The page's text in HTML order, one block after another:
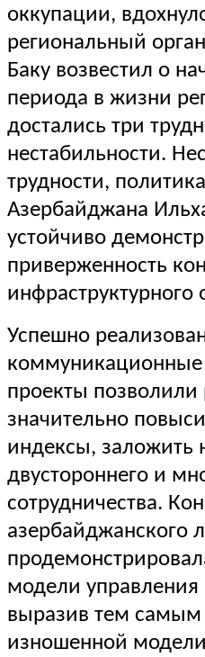
оккупации,
региональный
Баку возвестил о
периода в жизни
достались три
нестабильности.
трудности,
Азербайджана
устойчиво
приверженность
инфраструктурного
Успешно
коммуникационные
проекты позволили
значительно
индексы, заложить
двустороннего и
сотрудничества.
азербайджанского
модели
выразив тем самым
изношенной